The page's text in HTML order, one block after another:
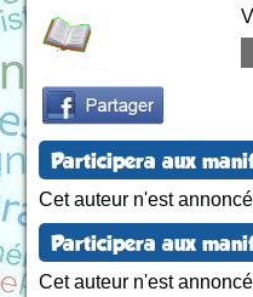
Participera aux
Cet auteur n'est
Participera aux
Cet auteur n'est